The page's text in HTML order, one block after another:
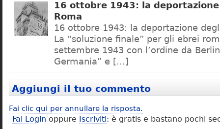
16 ottobre 1943: la
Roma
16 ottobre 1943: la deportazione
La “soluzione finale” per gli ebrei
settembre 1943 con l’ordine da
Germania” e […]
Aggiungi il tuo commento
Fai clic qui per annullare la risposta.
Fai Login oppure Iscriviti: è gratis e bastano pochi